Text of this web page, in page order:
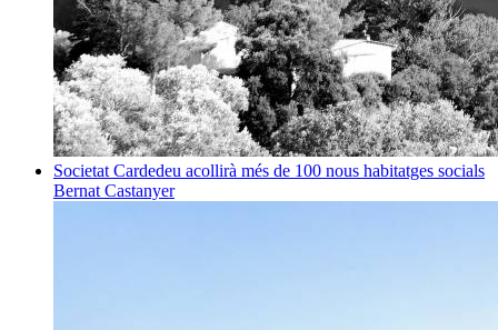
Societat Cardedeu acollirà més de 100 nous habitatges socials
Bernat Castanyer